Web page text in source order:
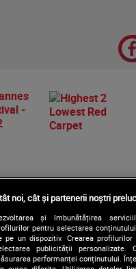
și pe:
noi, cât și partenerii noștri
și îmbunătățirea
pentru selectarea
pe un dispozitiv. Crearea
publicității personalizate.
performanței conținutului.